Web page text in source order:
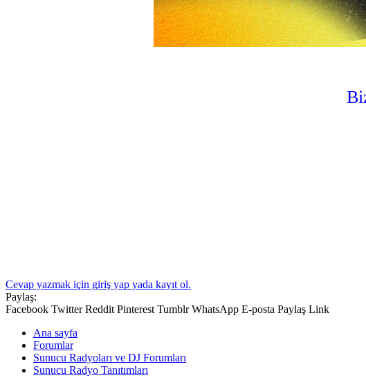
Cevap yazmak için giriş yap yada kayıt ol.
Paylaş:
Facebook Twitter Reddit Pinterest Tumblr WhatsApp E-posta Paylaş Link
Ana sayfa
Forumlar
Sunucu Radyoları ve DJ Forumları
Sunucu Radyo Tanıtımları